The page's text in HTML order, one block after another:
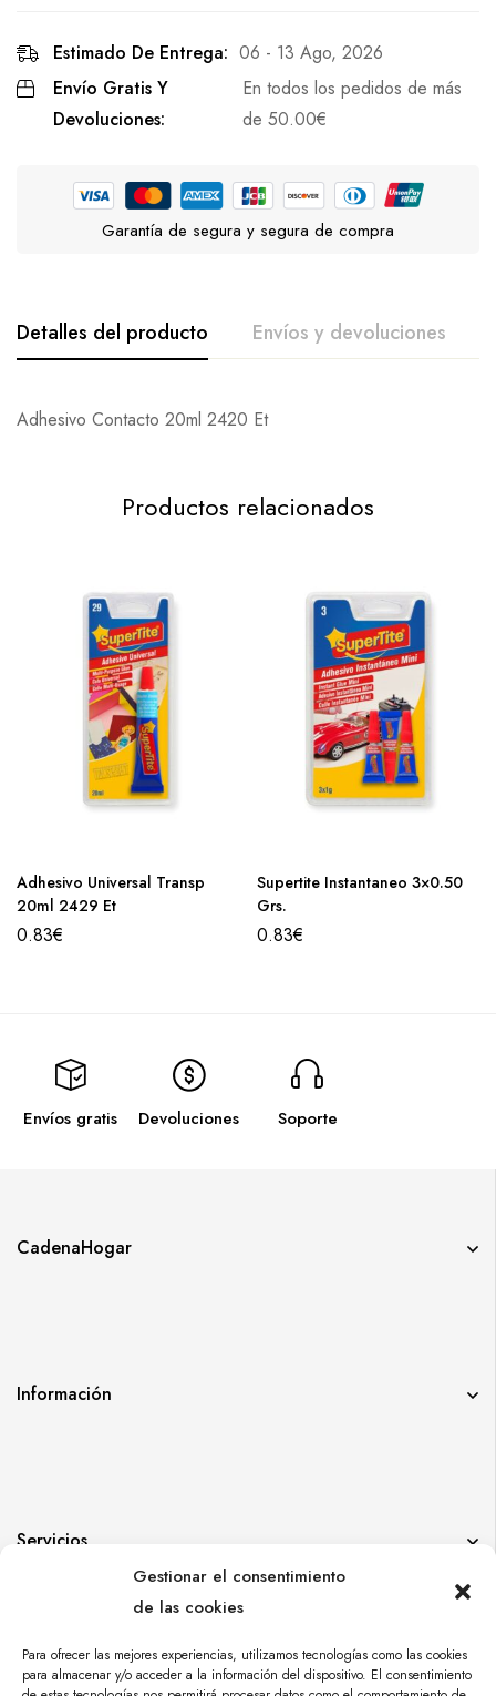
Gestionar el consentimiento
de las cookies
Para ofrecer las mejores experiencias, utilizamos tecnologías como las cookies
para almacenar y/o acceder a la información del dispositivo. El consentimiento
Estimado De Entrega: 06 - 13 Ago, 2026
Envío Gratis Y
Devoluciones:
En todos los pedidos de más
de50.00€
Garantía de segura y segura de compra
Detalles del producto Envíos y devoluciones
Adhesivo Contacto 20ml 2420 Et
De La Calificación Y Revisión De
Escribe una reseña
Todavía no hay comentarios.
Pregunta Y Respuesta
Productos relacionados
Adhesivo Universal Transp
20ml 2429 Et
0.83€
Supertite Instantaneo 3×0.50
Grs.
0.83€
Envíos gratis Devoluciones Soporte
CadenaHogar
Información
Servicios